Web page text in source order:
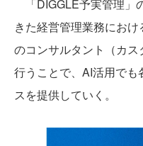
「DIGGLE予実管理」
きた経営管理業務にお
のコンサルタント（カ
行うことで、AI活用でも
スを提供していく。